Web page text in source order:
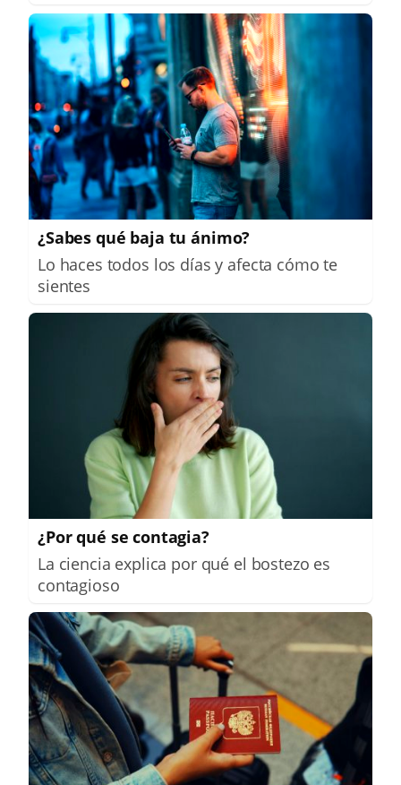
¿Sabes qué baja tu ánimo?
Lo haces todos los días y afecta cómo te
sientes
¿Por qué se contagia?
La ciencia explica por qué el bostezo es
contagioso